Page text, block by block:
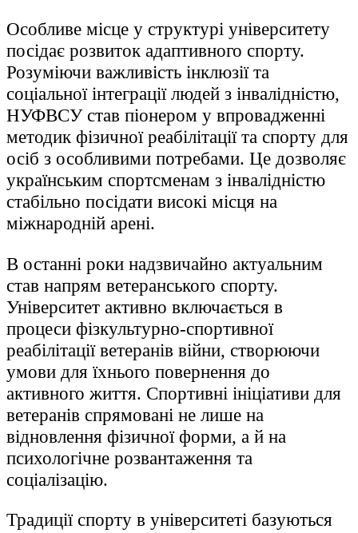
Особливе місце у структурі університету
посідає розвиток адаптивного спорту.
Розуміючи важливість інклюзії та
соціальної інтеграції людей з інвалідністю,
НУФВСУ став піонером у впровадженні
методик фізичної реабілітації та спорту для
осіб з особливими потребами. Це дозволяє
українським спортсменам з інвалідністю
стабільно посідати високі місця на
міжнародній арені.
В останні роки надзвичайно актуальним
став напрям ветеранського спорту.
Університет активно включається в
процеси фізкультурно-спортивної
реабілітації ветеранів війни, створюючи
умови для їхнього повернення до
активного життя. Спортивні ініціативи для
ветеранів спрямовані не лише на
відновлення фізичної форми, а й на
психологічне розвантаження та
соціалізацію.
Традиції спорту в університеті базуються